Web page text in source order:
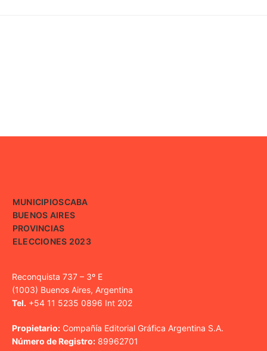
MUNICIPIOSCABA
BUENOS AIRES
PROVINCIAS
ELECCIONES 2023
Reconquista 737 – 3º E
(1003) Buenos Aires, Argentina
Tel. +54 11 5235 0896 Int 202
Propietario: Compañía Editorial Gráfica Argentina S.A.
Número de Registro: 89962701